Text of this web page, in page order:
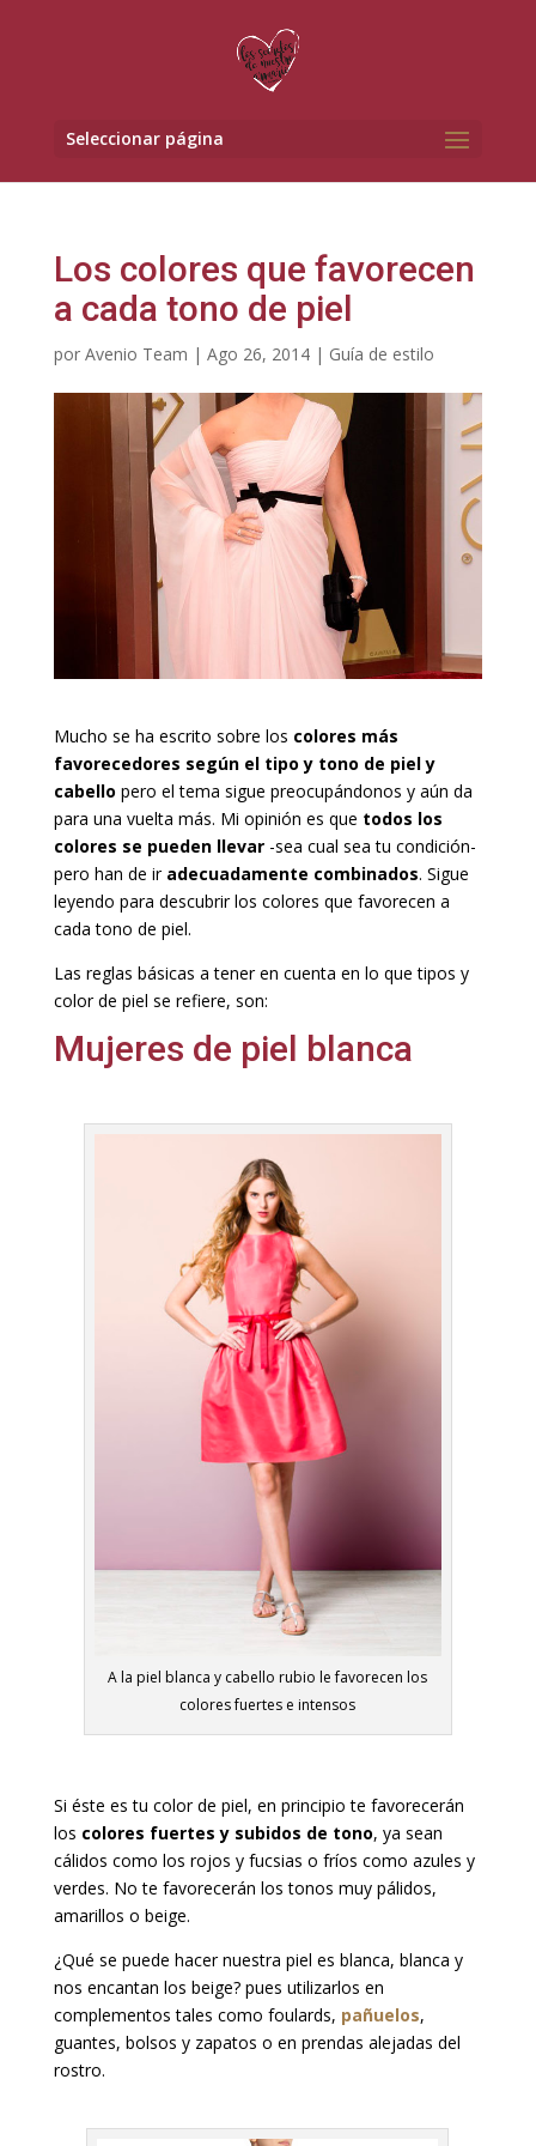
Seleccionar página
Los colores que favorecen
a cada tono de piel
por Avenio Team | Ago 26, 2014| Guía de estilo
Mucho se ha escrito sobre los colores más
favorecedores según el tipo y tono de piel y
cabello pero el tema sigue preocupándonos y aún da
para una vuelta más. Mi opinión es que todos los
colores se pueden llevar-sea cual sea tu condición-
pero han de ir adecuadamente combinados. Sigue
leyendo para descubrir los colores que favorecen a
cada tono de piel.
Las reglas básicas a tener en cuenta en lo que tipos y
color de piel se refiere, son:
Mujeres de piel blanca
A la piel blanca y cabello rubio le favorecen los
colores fuertes e intensos
Si éste es tu color de piel, en principio te favorecerán
los colores fuertes y subidos de tono, ya sean
cálidos como los rojos y fucsias o fríos como azules y
verdes. No te favorecerán los tonos muy pálidos,
amarillos o beige.
¿Qué se puede hacer nuestra piel es blanca, blanca y
nos encantan los beige? pues utilizarlos en
complementos tales como foulards, pañuelos,
guantes, bolsos y zapatos o en prendas alejadas del
rostro.